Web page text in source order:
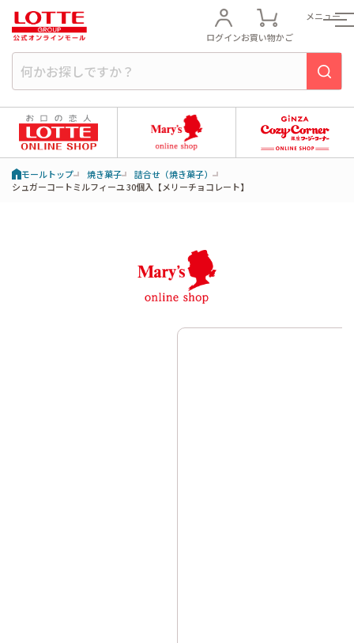
ログインお買い物かご
メニュー
モールトップ 焼き菓子
詰合せ（焼き菓子）
シュガーコートミルフィーユ 30個入【メリーチョコレート】